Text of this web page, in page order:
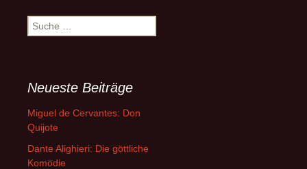
Suche
nach:
Neueste Beiträge
Miguel de Cervantes: Don
Quijote
Dante Alighieri: Die göttliche
Komödie